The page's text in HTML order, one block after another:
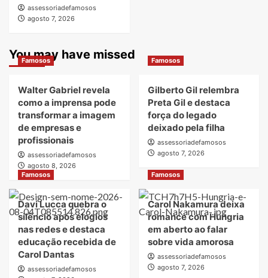
assessoriadefamosos
agosto 7, 2026
You may have missed
Famosos
Walter Gabriel revela
como a imprensa pode
transformar a imagem
de empresas e
profissionais
assessoriadefamosos
agosto 8, 2026
Famosos
Gilberto Gil relembra
Preta Gil e destaca
força do legado
deixado pela filha
assessoriadefamosos
agosto 7, 2026
Famosos
Davi Lucca quebra o
silêncio após elogios
nas redes e destaca
educação recebida de
Carol Dantas
assessoriadefamosos
Famosos
Carol Nakamura deixa
romance com Hungria
em aberto ao falar
sobre vida amorosa
assessoriadefamosos
agosto 7, 2026